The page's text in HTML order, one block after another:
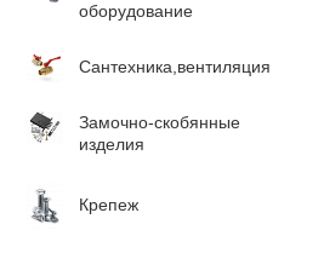
оборудование
Сантехника,вентиляция
Замочно-скобянные
изделия
Крепеж